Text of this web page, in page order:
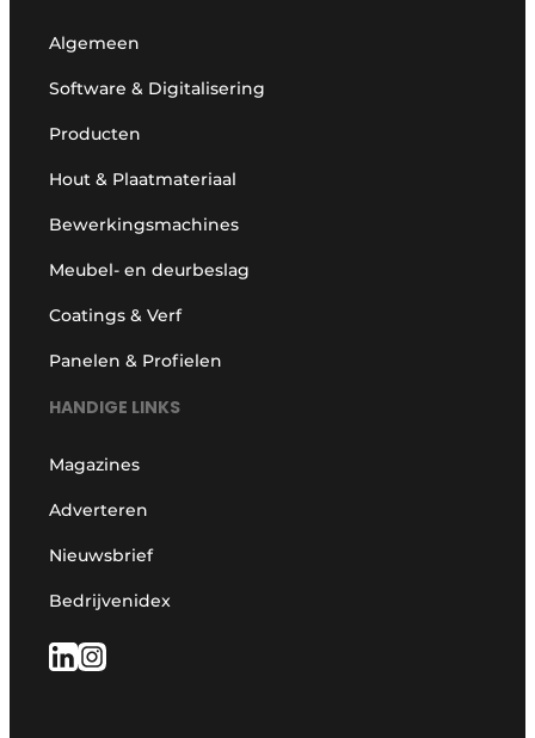
Algemeen
Software & Digitalisering
Producten
Hout & Plaatmateriaal
Bewerkingsmachines
Meubel- en deurbeslag
Coatings & Verf
Panelen & Profielen
HANDIGE LINKS
Magazines
Adverteren
Nieuwsbrief
Bedrijvenidex